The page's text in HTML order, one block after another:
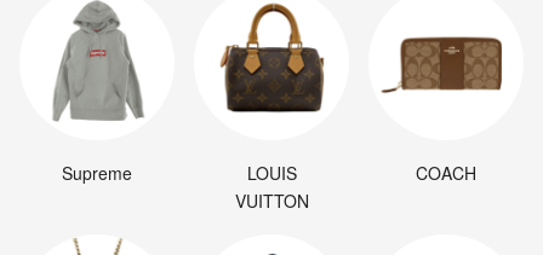
Supreme
LOUIS
VUITTON
COACH